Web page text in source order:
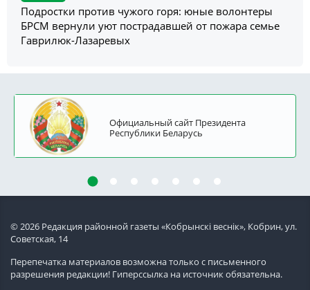
Подростки против чужого горя: юные волонтеры
БРСМ вернули уют пострадавшей от пожара семье
Гаврилюк-Лазаревых
Официальный сайт Президента
Республики Беларусь
© 2026 Редакция районной газеты «Кобрынскi веснiк», Кобрин, ул.
Советская, 14
Перепечатка материалов возможна только с письменного
разрешения редакции! Гиперссылка на источник обязательна.